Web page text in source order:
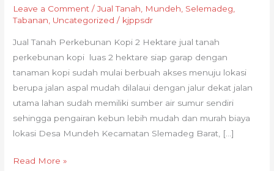
Leave a Comment /Jual Tanah Mundeh Selemadeg
Tabanan Uncategorized / kjppsdr
Jual Tanah Perkebunan Kopi 2 Hektare jual tanah
perkebunan kopi luas 2 hektare siap garap dengan
tanaman kopi sudah mulai berbuah akses menuju lokasi
berupa jalan aspal mudah dilalaui dengan jalur dekat jalan
utama lahan sudah memiliki sumber air sumur sendiri
sehingga pengairan kebun lebih mudah dan murah biaya
lokasi Desa Mundeh Kecamatan Slemadeg Barat, […]
Kopi
2
Hektare
Read More »